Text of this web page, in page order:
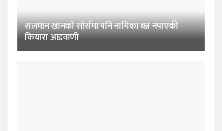
सलमान खानकाे साेर्समा पनि नायिका बन्न नपाएकी
कियारा आडवाणी